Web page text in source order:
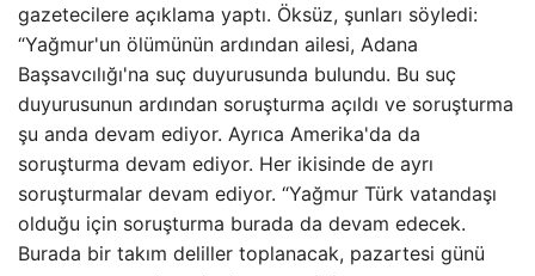
gazetecilere açıklama yaptı. Öksüz, şunları söyledi:
“Yağmur'un ölümünün ardından ailesi, Adana
Başsavcılığı'na suç duyurusunda bulundu. Bu suç
duyurusunun ardından soruşturma açıldı ve soruşturma
şu anda devam ediyor. Ayrıca Amerika'da da
soruşturma devam ediyor. Her ikisinde de ayrı
soruşturmalar devam ediyor. “Yağmur Türk vatandaşı
olduğu için soruşturma burada da devam edecek.
Burada bir takım deliller toplanacak, pazartesi günü